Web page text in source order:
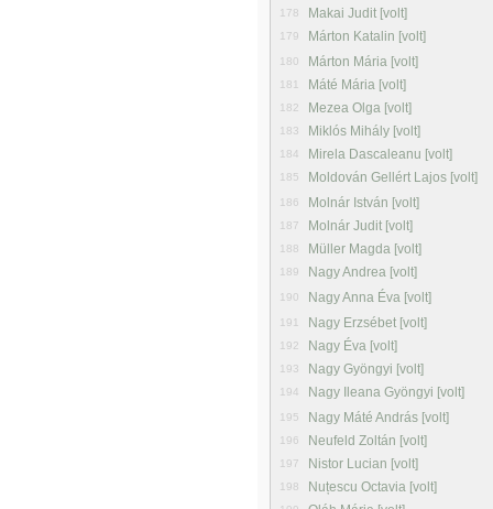
178 Makai Judit [volt]
179 Márton Katalin [volt]
180 Márton Mária [volt]
181 Máté Mária [volt]
182 Mezea Olga [volt]
183 Miklós Mihály [volt]
184 Mirela Dascaleanu [volt]
185 Moldován Gellért Lajos [volt]
186 Molnár István [volt]
187 Molnár Judit [volt]
188 Müller Magda [volt]
189 Nagy Andrea [volt]
190 Nagy Anna Éva [volt]
191 Nagy Erzsébet [volt]
192 Nagy Éva [volt]
193 Nagy Gyöngyi [volt]
194 Nagy Ileana Gyöngyi [volt]
195 Nagy Máté András [volt]
196 Neufeld Zoltán [volt]
197 Nistor Lucian [volt]
198 Nuțescu Octavia [volt]